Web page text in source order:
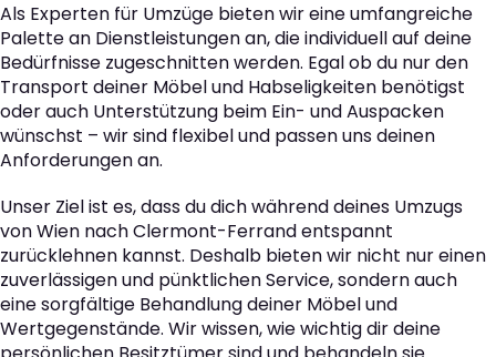
Als Experten für Umzüge bieten wir eine umfangreiche
Palette an Dienstleistungen an, die individuell auf deine
Bedürfnisse zugeschnitten werden. Egal ob du nur den
Transport deiner Möbel und Habseligkeiten benötigst
oder auch Unterstützung beim Ein- und Auspacken
wünschst – wir sind flexibel und passen uns deinen
Anforderungen an.
Unser Ziel ist es, dass du dich während deines Umzugs
von Wien nach Clermont-Ferrand entspannt
zurücklehnen kannst. Deshalb bieten wir nicht nur einen
zuverlässigen und pünktlichen Service, sondern auch
eine sorgfältige Behandlung deiner Möbel und
Wertgegenstände. Wir wissen, wie wichtig dir deine